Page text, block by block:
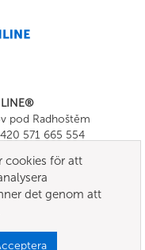
pod Radhoštěm
571 665 554
cookies för att
det genom att